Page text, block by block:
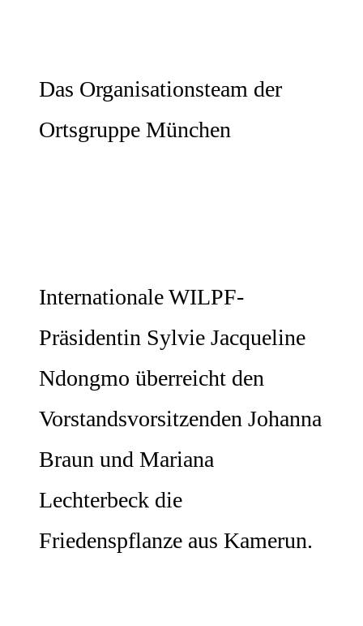
Das Organisationsteam der
Ortsgruppe München
Internationale WILPF-
Präsidentin Sylvie Jacqueline
Ndongmo überreicht den
Vorstandsvorsitzenden Johanna
Braun und Mariana
Lechterbeck die
Friedenspflanze aus Kamerun.